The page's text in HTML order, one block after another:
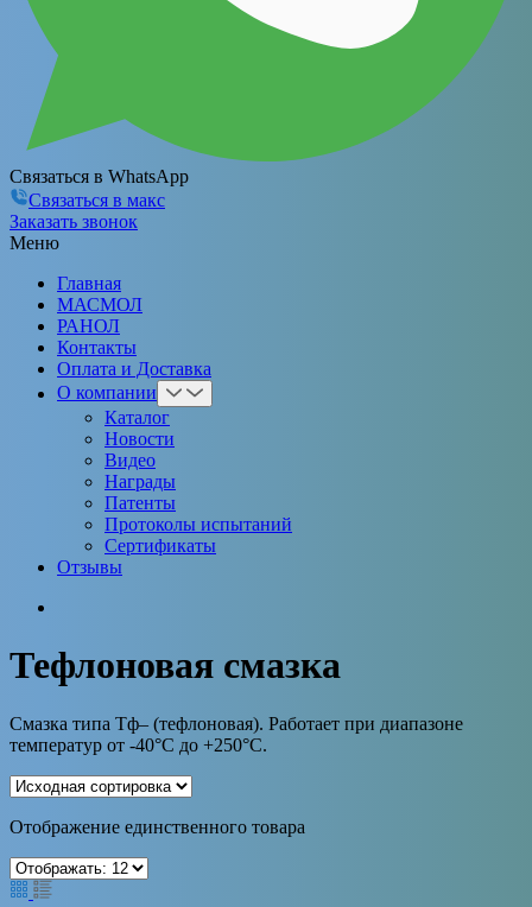
Связаться в WhatsApp
Связаться в макс
Заказать звонок
Меню
Главная
МАСМОЛ
РАНОЛ
Контакты
Оплата и Доставка
О компании
Каталог
Новости
Видео
Награды
Патенты
Протоколы испытаний
Сертификаты
Отзывы
Тефлоновая смазка
Смазка типа Тф– (тефлоновая). Работает при диапазоне
температур от -40°С до +250°С.
Отображение единственного товара